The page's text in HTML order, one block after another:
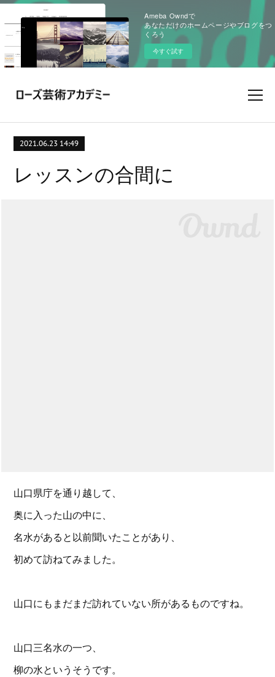
Ameba Owndで
あなただけのホームページやブログをつ
くろう
今すぐ試す
2021.06.23 14:49
レッスンの合間に
山口県庁を通り越して、
奥に入った山の中に、
名水があると以前聞いたことがあり、
初めて訪ねてみました。
山口にもまだまだ訪れていない所があるものですね。
山口三名水の一つ、
柳の水というそうです。